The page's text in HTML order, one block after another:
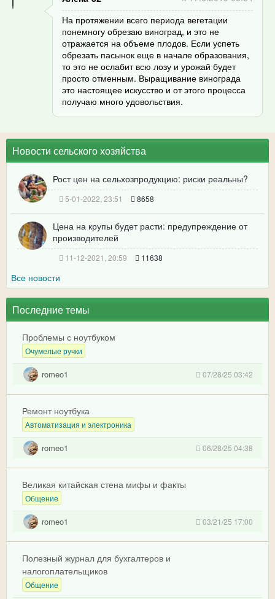
На протяжении всего периода вегетации
понемногу обрезаю виноград, и это не
отражается на объеме плодов. Если успеть
обрезать пасынок еще в начале образования,
то это не ослабит всю лозу и урожай будет
просто отменным. Выращивание винограда
это настоящее искусство и от этого процесса
получаю много удовольствия.
Новости сельского хозяйства
Рост цен на сельхозпродукцию: риски реальны?
5-01-2022, 23:51 8658
Цена на крупы будет расти: предупреждение от
производителей
11-12-2021, 20:59 11638
Все новости
Последние темы
Проблемы с ноутбуком
Очумелые ручки
romeo1 07/28/25 03:42
Ремонт ноутбука
Автоматизация и электроника
romeo1 06/28/25 04:38
Великая китайская стена мифы и факты
Общение
romeo1 03/21/25 17:00
Полезный журнал для бухгалтеров и
налогоплательщиков
Общение